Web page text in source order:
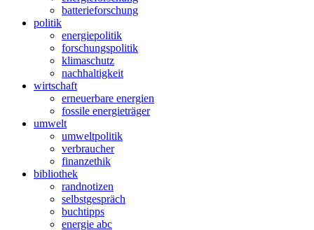
batterieforschung
politik
energiepolitik
forschungspolitik
klimaschutz
nachhaltigkeit
wirtschaft
erneuerbare energien
fossile energieträger
umwelt
umweltpolitik
verbraucher
finanzethik
bibliothek
randnotizen
selbstgespräch
buchtipps
energie abc